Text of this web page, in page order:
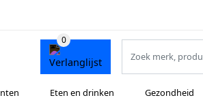
Eten en drinken Gezondheid